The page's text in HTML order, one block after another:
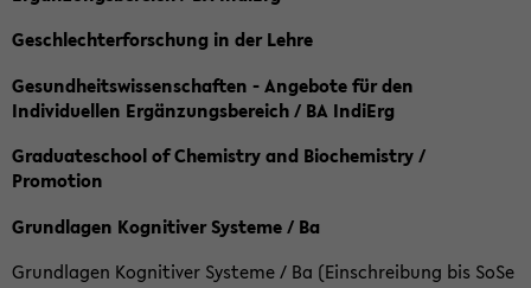
Geschlechterforschung in der Lehre
Gesundheitswissenschaften - Angebote für den
Individuellen Ergänzungsbereich / BA IndiErg
Graduateschool of Chemistry and Biochemistry /
Promotion
Grundlagen Kognitiver Systeme / Ba
Grundlagen Kognitiver Systeme / Ba (Einschreibung bis SoSe